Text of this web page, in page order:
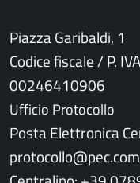
Piazza Garibaldi, 1
Codice fiscale / P.
00246410906
Ufficio Protocollo
Posta Elettronica